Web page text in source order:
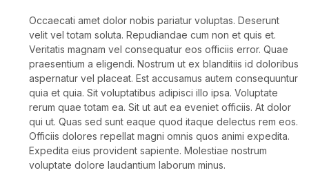
Occaecati amet dolor nobis pariatur voluptas. Deserunt
velit vel totam soluta. Repudiandae cum non et quis et.
Veritatis magnam vel consequatur eos officiis error. Quae
praesentium a eligendi. Nostrum ut ex blanditiis id doloribus
aspernatur vel placeat. Est accusamus autem consequuntur
quia et quia. Sit voluptatibus adipisci illo ipsa. Voluptate
rerum quae totam ea. Sit ut aut ea eveniet officiis. At dolor
qui ut. Quas sed sunt eaque quod itaque delectus rem eos.
Officiis dolores repellat magni omnis quos animi expedita.
Expedita eius provident sapiente. Molestiae nostrum
voluptate dolore laudantium laborum minus.